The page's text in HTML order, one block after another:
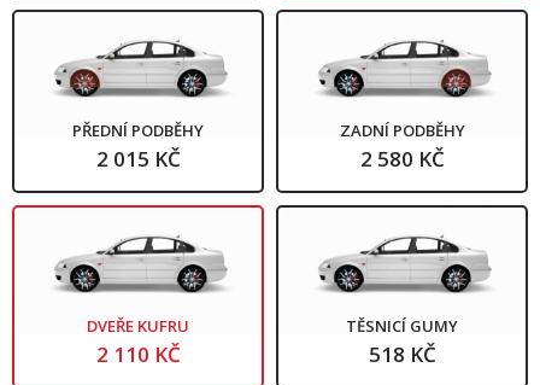
PŘEDNÍ PODBĚHY
2 015 KČ
ZADNÍ PODBĚHY
2 580 KČ
DVEŘE KUFRU
2 110 KČ
TĚSNICÍ GUMY
518 KČ